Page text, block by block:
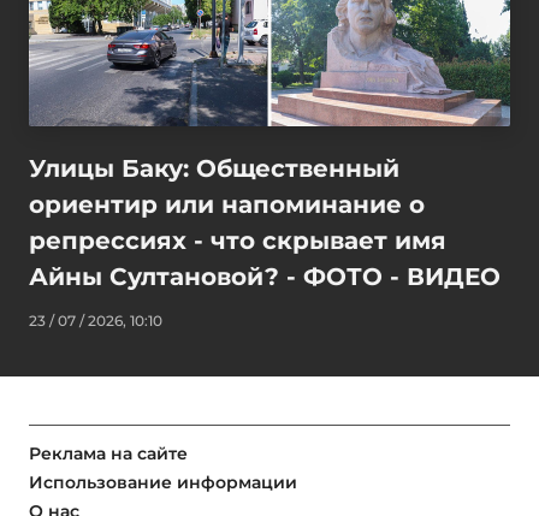
Улицы Баку: Общественный
ориентир или напоминание о
репрессиях - что скрывает имя
Айны Султановой? - ФОТО - ВИДЕО
23 / 07 / 2026, 10:10
Реклама на сайте
Использование информации
О нас